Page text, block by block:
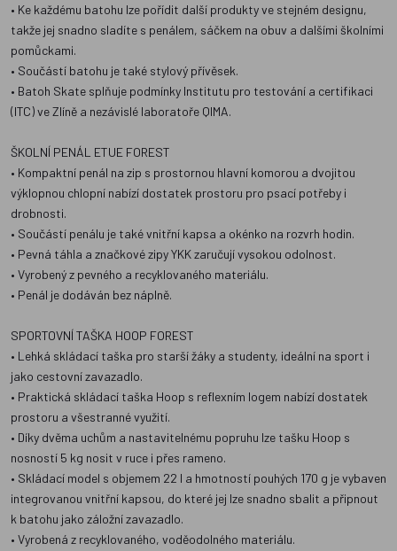
• Ke každému batohu lze pořídit další produkty ve stejném designu,
takže jej snadno sladíte s penálem, sáčkem na obuv a dalšími školními
pomůckami.
• Součástí batohu je také stylový přívěsek.
• Batoh Skate splňuje podmínky Institutu pro testování a certifikaci
(ITC) ve Zlíně a nezávislé laboratoře QIMA.
ŠKOLNÍ PENÁL ETUE FOREST
• Kompaktní penál na zip s prostornou hlavní komorou a dvojitou
výklopnou chlopní nabízí dostatek prostoru pro psací potřeby i
drobnosti.
• Součástí penálu je také vnitřní kapsa a okénko na rozvrh hodin.
• Pevná táhla a značkové zipy YKK zaručují vysokou odolnost.
• Vyrobený z pevného a recyklovaného materiálu.
• Penál je dodáván bez náplně.
SPORTOVNÍ TAŠKA HOOP FOREST
• Lehká skládací taška pro starší žáky a studenty, ideální na sport i
jako cestovní zavazadlo.
• Praktická skládací taška Hoop s reflexním logem nabízí dostatek
prostoru a všestranné využití.
• Díky dvěma uchům a nastavitelnému popruhu lze tašku Hoop s
nosností 5 kg nosit v ruce i přes rameno.
• Skládací model s objemem 22 l a hmotností pouhých 170 g je vybaven
integrovanou vnitřní kapsou, do které jej lze snadno sbalit a připnout
k batohu jako záložní zavazadlo.
• Vyrobená z recyklovaného, voděodolného materiálu.